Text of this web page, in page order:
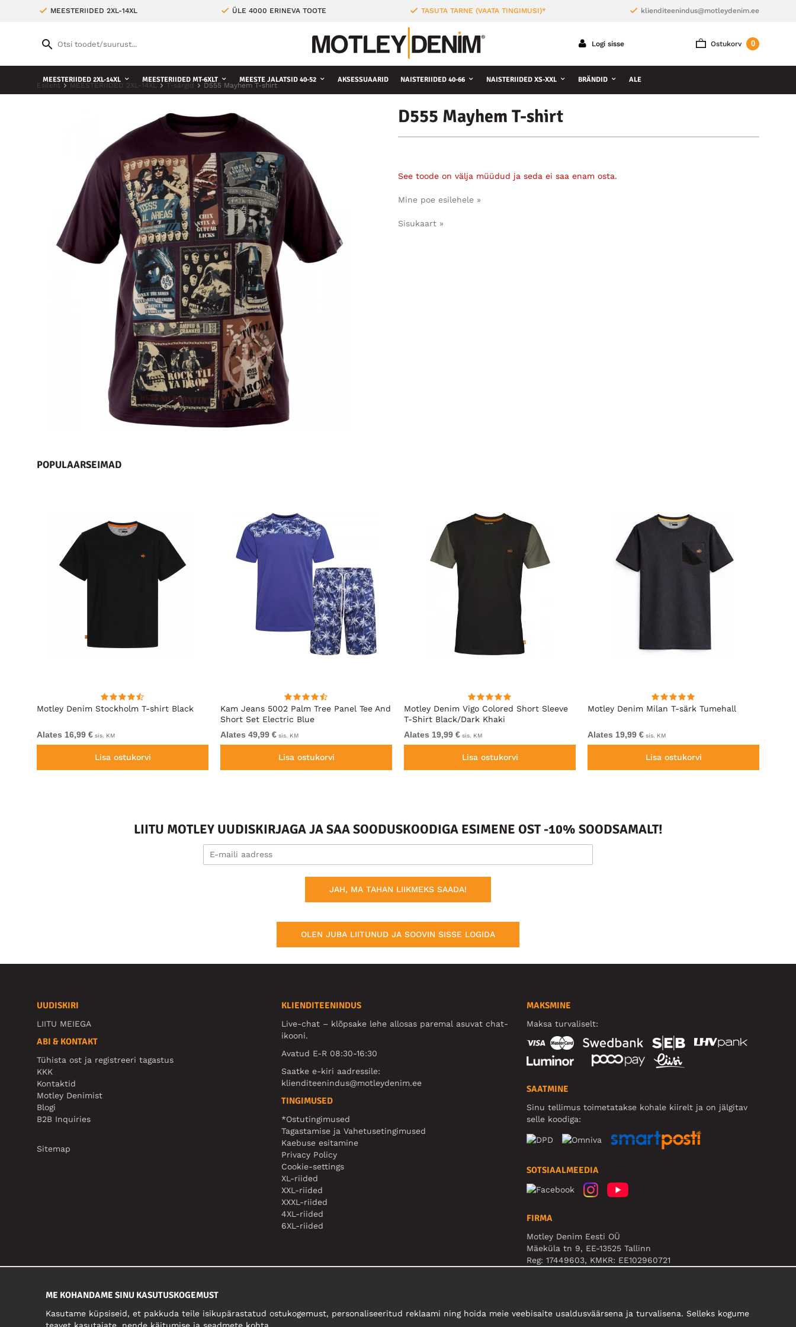
MEESTERIIDED 2XL-14XL ÜLE 4000 ERINEVA TOOTE TASUTA TARNE (VAATA TINGIMUSI)* klienditeenindus@motleydenim.ee
Ostukorv 0
Logi sisse
MEESTERIIDED 2XL-14XL MEESTERIIDED MT-6XLT MEESTE JALATSID 40-52 AKSESSUAARID NAISTERIIDED 40-66 NAISTERIIDED XS-XXL BRÄNDID ALE
Esileht MEESTERIIDED 2XL-14XL T-särgid D555 Mayhem T-shirt
D555 Mayhem T-shirt
See toode on välja müüdud ja seda ei saa enam osta.
Mine poe esilehele »
Sisukaart »
POPULAARSEIMAD
Motley Denim Stockholm T-shirt Black
Alates 16,99 € sis. KM
Lisa ostukorvi
Kam Jeans 5002 Palm Tree Panel Tee And
Short Set Electric Blue
Alates 49,99 € sis. KM
Lisa ostukorvi
Motley Denim Vigo Colored Short Sleeve
T-Shirt Black/Dark Khaki
Alates 19,99 € sis. KM
Lisa ostukorvi
Motley Denim Milan T-särk Tumehall
Alates 19,99 € sis. KM
Lisa ostukorvi
LIITU MOTLEY UUDISKIRJAGA JA SAA SOODUSKOODIGA ESIMENE OST -10% SOODSAMALT!
JAH, MA TAHAN LIIKMEKS SAADA!
OLEN JUBA LIITUNUD JA SOOVIN SISSE LOGIDA
UUDISKIRI
LIITU MEIEGA
ABI & KONTAKT
Tühista ost ja registreeri tagastus
KKK
Kontaktid
Motley Denimist
Blogi
B2B Inquiries
Sitemap
KLIENDITEENINDUS
Live-chat – klõpsake lehe allosas paremal asuvat chat-
ikooni.
Avatud E-R 08:30-16:30
Saatke e-kiri aadressile:
klienditeenindus@motleydenim.ee
TINGIMUSED
*Ostutingimused
Tagastamise ja Vahetusetingimused
Kaebuse esitamine
Privacy Policy
Cookie-settings
XL-riided
XXL-riided
XXXL-riided
4XL-riided
6XL-riided
MAKSMINE
Maksa turvaliselt:
SAATMINE
Sinu tellimus toimetatakse kohale kiirelt ja on jälgitav
selle koodiga:
SOTSIAALMEEDIA
FIRMA
Motley Denim Eesti OÜ
Mäeküla tn 9, EE-13525 Tallinn
Reg: 17449603, KMKR: EE102960721
ME KOHANDAME SINU KASUTUSKOGEMUST
Kasutame küpsiseid, et pakkuda teile isikupärastatud ostukogemust, personaliseeritud reklaami ning hoida meie veebisaite usaldusväärsena ja turvalisena. Selleks kogume